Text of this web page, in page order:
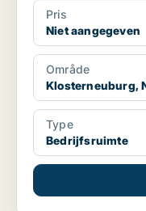
Pris
Niet aangegeven
Område
Klosterneuburg,
Type
Bedrijfsruimte